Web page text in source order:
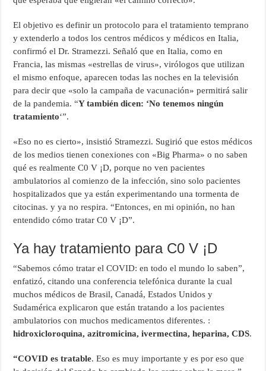
El objetivo es definir un protocolo para el tratamiento temprano
y extenderlo a todos los centros médicos y médicos en Italia,
confirmó el Dr. Stramezzi. Señaló que en Italia, como en
Francia, las mismas «estrellas de virus», virólogos que utilizan
el mismo enfoque, aparecen todas las noches en la televisión
para decir que «solo la campaña de vacunación» permitirá salir
de la pandemia. “Y también dicen: ‘No tenemos ningún
tratamiento‘”.
«Eso no es cierto», insistió Stramezzi. Sugirió que estos médicos
de los medios tienen conexiones con «Big Pharma» o no saben
qué es realmente C0 V ¡D, porque no ven pacientes
ambulatorios al comienzo de la infección, sino solo pacientes
hospitalizados que ya están experimentando una tormenta de
citocinas. y ya no respira. “Entonces, en mi opinión, no han
entendido cómo tratar C0 V ¡D”.
Ya hay tratamiento para C0 V ¡D
“Sabemos cómo tratar el COVID: en todo el mundo lo saben”,
enfatizó, citando una conferencia telefónica durante la cual
muchos médicos de Brasil, Canadá, Estados Unidos y
Sudamérica explicaron que están tratando a los pacientes
ambulatorios con muchos medicamentos diferentes. :
hidroxicloroquina, azitromicina, ivermectina, heparina, CDS.
“COVID es tratable. Eso es muy importante y es por eso que